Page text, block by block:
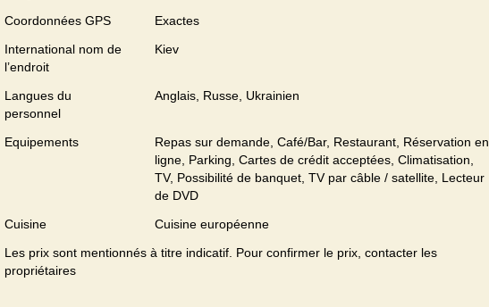
Coordonnées GPS
Exactes
International nom de
l’endroit
Kiev
Langues du
personnel
Anglais, Russe, Ukrainien
Equipements
Repas sur demande, Café/Bar, Restaurant, Réservation en
ligne, Parking, Cartes de crédit acceptées, Climatisation,
TV, Possibilité de banquet, TV par câble / satellite, Lecteur
de DVD
Cuisine
Cuisine européenne
Les prix sont mentionnés à titre indicatif. Pour confirmer le prix, contacter les
propriétaires